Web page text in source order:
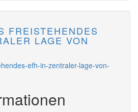
FREISTEHENDES
LAGE VON